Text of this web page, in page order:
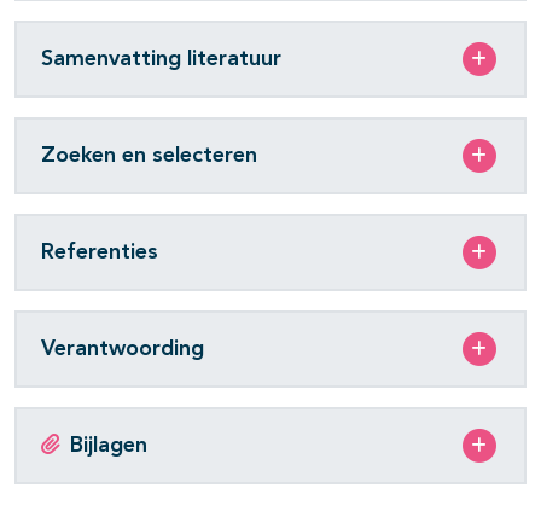
Samenvatting literatuur
Zoeken en selecteren
Referenties
Verantwoording
Bijlagen